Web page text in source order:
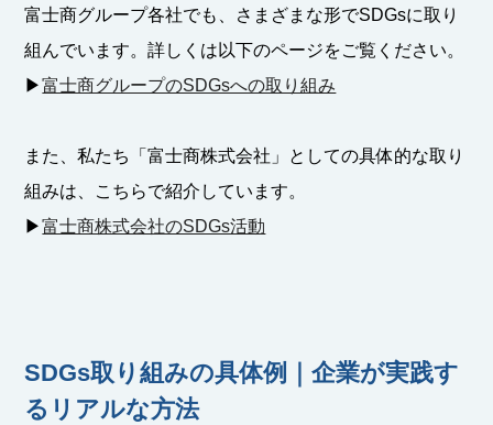
富士商グループ各社でも、さまざまな形でSDGsに取り
組んでいます。詳しくは以下のページをご覧ください。
▶︎富士商グループのSDGsへの取り組み
また、私たち「富士商株式会社」としての具体的な取り
組みは、こちらで紹介しています。
▶︎富士商株式会社のSDGs活動
SDGs取り組みの具体例｜企業が実践す
るリアルな方法